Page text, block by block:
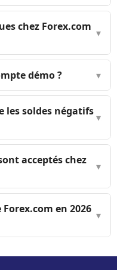
chez Forex.com ▾
démo ? ▾
les soldes négatifs▾
acceptés chez
▾
en 2026 ▾